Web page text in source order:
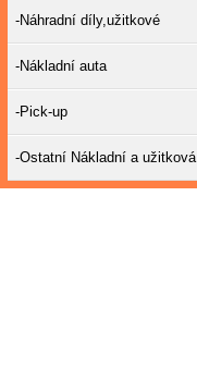
-Náhradní díly,užitkové
-Nákladní auta
-Pick-up
-Ostatní Nákladní a užitková